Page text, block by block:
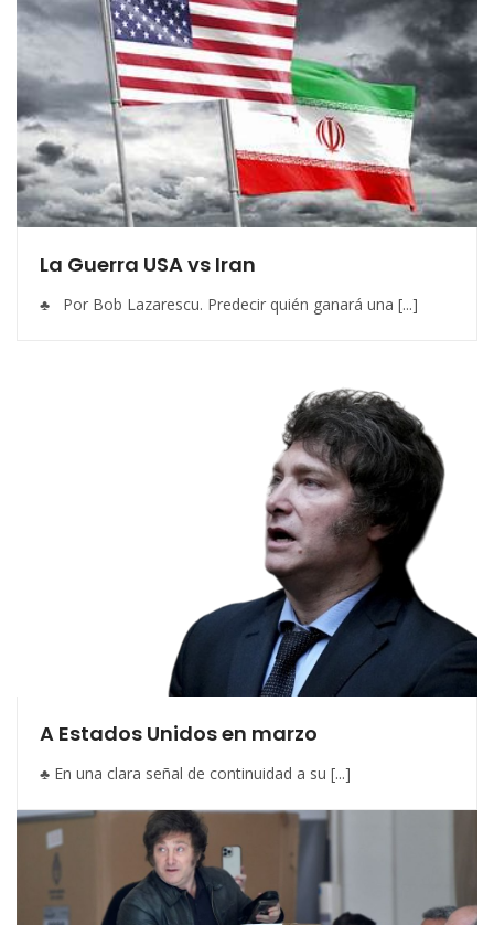
La Guerra USA vs Iran
♣ Por Bob Lazarescu. Predecir quién ganará una [...]
A Estados Unidos en marzo
♣ En una clara señal de continuidad a su [...]